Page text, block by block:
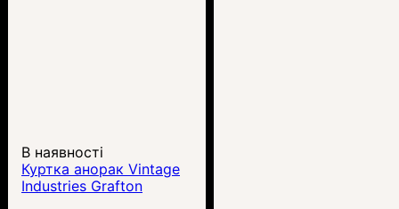
В наявності
Куртка анорак Vintage
Industries Grafton